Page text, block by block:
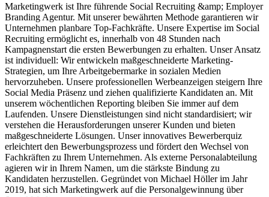
Marketingwerk ist Ihre führende Social Recruiting &amp; Employer
Branding Agentur. Mit unserer bewährten Methode garantieren wir
Unternehmen planbare Top-Fachkräfte. Unsere Expertise im Social
Recruiting ermöglicht es, innerhalb von 48 Stunden nach
Kampagnenstart die ersten Bewerbungen zu erhalten. Unser Ansatz
ist individuell: Wir entwickeln maßgeschneiderte Marketing-
Strategien, um Ihre Arbeitgebermarke in sozialen Medien
hervorzuheben. Unsere professionellen Werbeanzeigen steigern Ihre
Social Media Präsenz und ziehen qualifizierte Kandidaten an. Mit
unserem wöchentlichen Reporting bleiben Sie immer auf dem
Laufenden. Unsere Dienstleistungen sind nicht standardisiert; wir
verstehen die Herausforderungen unserer Kunden und bieten
maßgeschneiderte Lösungen. Unser innovatives Bewerberquiz
erleichtert den Bewerbungsprozess und fördert den Wechsel von
Fachkräften zu Ihrem Unternehmen. Als externe Personalabteilung
agieren wir in Ihrem Namen, um die stärkste Bindung zu
Kandidaten herzustellen. Gegründet von Michael Höller im Jahr
2019, hat sich Marketingwerk auf die Personalgewinnung über